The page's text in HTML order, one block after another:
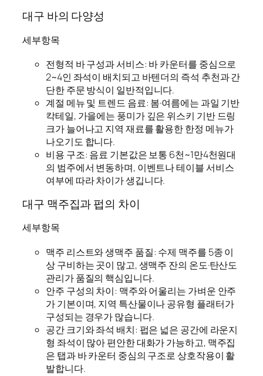
대구 바의 다양성
세부항목
전형적 바 구성과 서비스: 바 카운터를 중심으로
2~4인 좌석이 배치되고 바텐더의 즉석 추천과 간
단한 주문 방식이 일반적입니다.
계절 메뉴 및 트렌드 음료: 봄·여름에는 과일 기반
칵테일, 가을에는 풍미가 깊은 위스키 기반 드링
크가 늘어나고 지역 재료를 활용한 한정 메뉴가
나오기도 합니다.
비용 구조: 음료 기본값은 보통 6천~1만4천원대
의 범주에서 변동하며, 이벤트나 테이블 서비스
여부에 따라 차이가 생깁니다.
대구 맥주집과 펍의 차이
세부항목
맥주 리스트와 생맥주 품질: 수제 맥주를 5종 이
상 구비하는 곳이 많고, 생맥주 잔의 온도·탄산도
관리가 품질의 핵심입니다.
안주 구성의 차이: 맥주와 어울리는 가벼운 안주
가 기본이며, 지역 특산물이나 공유형 플래터가
구성되는 경우가 많습니다.
공간 크기와 좌석 배치: 펍은 넓은 공간에 라운지
형 좌석이 많아 편안한 대화가 가능하고, 맥주집
은 탭과 바 카운터 중심의 구조로 상호작용이 활
발합니다.